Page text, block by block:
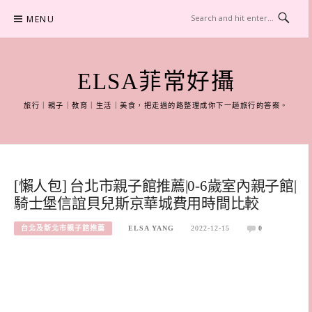
content
MENU
ELSA菲常好攝
旅行｜親子｜教育｜生活｜美食，把走過的路整理成你下一趟旅行的答案。
[懶人包] 台北市親子館推薦|0-6歲室內親子館|
騎士堡信誼貝兒斯京華城費用時間比較
台北及新北市親子館推薦 ELSA YANG 2022-12-15 0